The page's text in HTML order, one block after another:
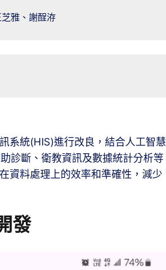
雅、謝酲洊
系統(HIS)進行改良，結合人工智慧
診斷、衛教資訊及數據統計分析等
資料處理上的效率和準確性，減少
發